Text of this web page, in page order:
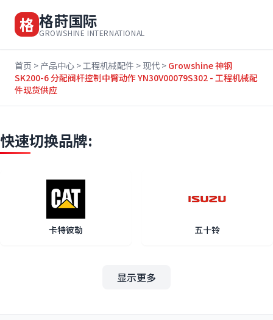
格 格莳国际
GROWSHINE INTERNATIONAL
首页 > 产品中心 >工程机械配件 > 现代 > Growshine 神钢
SK200-6 分配阀杆控制中臂动作 YN30V00079S302 - 工程机械配
件现货供应
快速切换品牌:
卡特彼勒 五十铃
其他 小松
显示更多